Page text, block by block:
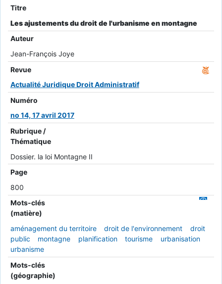
Titre
Les ajustements du droit de l'urbanisme en montagne
Auteur
Jean-François Joye
Revue
Actualité Juridique Droit Administratif
Numéro
no 14, 17 avril 2017
Rubrique /
Thématique
Dossier. la loi Montagne II
Page
800
Mots-clés
(matière)
aménagement du territoire
droit de l'environnement
droit
public
montagne planification tourisme
urbanisation
urbanisme
Mots-clés
(géographie)